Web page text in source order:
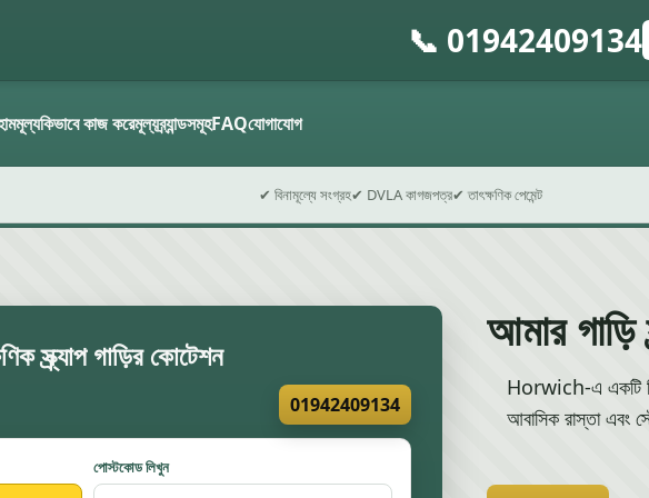
📞 01942409134
মূল্যকিভাবে কাজ করেমূল্যব্র্যান্ডসমূহFAQযোগাযোগ
✔ বিনামূল্যে সংগ্রহ✔ DVLA কাগজপত্র✔ তাৎক্ষণিক পেমেন্ট
স্ক্র্যাপ গাড়ির কোটেশন
01942409134
পোস্টকোড লিখুন
আমার
Horwich-এ একটি
আবাসিক রাস্তা এবং